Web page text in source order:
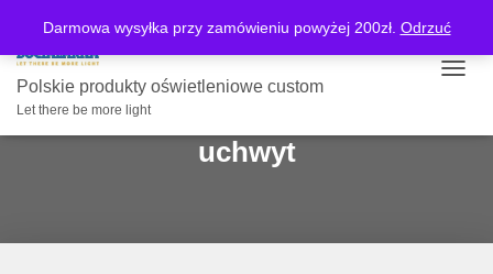
Darmowa wysyłka przy zamówieniu powyżej 200zł. Odrzuć
Polskie produkty oświetleniowe custom
Let there be more light
uchwyt